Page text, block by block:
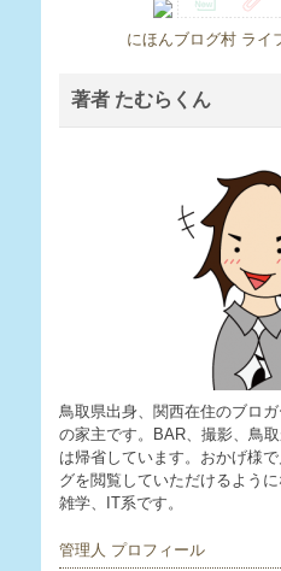
にほんブログ村 ライ
著者 たむらくん
鳥取県出身、関西在住のブロガ
の家主です。BAR、撮影、鳥
は帰省しています。おかげ様
グを閲覧していただけるよう
雑学、IT系です。
管理人 プロフィール